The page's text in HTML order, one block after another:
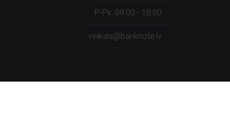
P.-Pk. 09:00 - 18:00
veikals@banknote.lv